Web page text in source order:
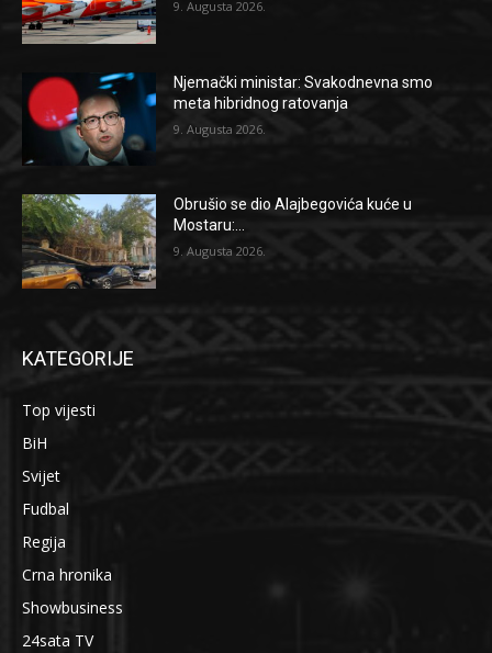
9. Augusta 2026.
Njemački ministar: Svakodnevna smo
meta hibridnog ratovanja
9. Augusta 2026.
Obrušio se dio Alajbegovića kuće u
Mostaru:...
9. Augusta 2026.
KATEGORIJE
Top vijesti
BiH
Svijet
Fudbal
Regija
Crna hronika
Showbusiness
24sata TV